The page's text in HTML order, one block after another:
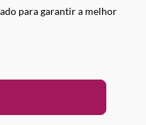
para garantir a melhor